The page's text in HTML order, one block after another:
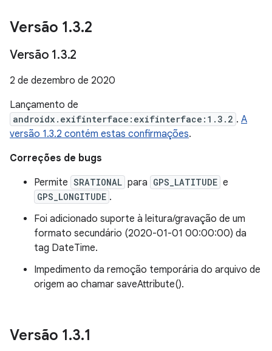
Versão 1.3.2
Versão 1.3.2
2 de dezembro de 2020
Lançamento de
androidx.exifinterface:exifinterface:1.3.2 . A
versão 1.3.2 contém estas confirmações.
Correções de bugs
Permite SRATIONAL para GPS_LATITUDE e
GPS_LONGITUDE .
Foi adicionado suporte à leitura/gravação de um
formato secundário (2020-01-01 00:00:00) da
tag DateTime.
Impedimento da remoção temporária do arquivo de
origem ao chamar saveAttribute().
Versão 1.3.1